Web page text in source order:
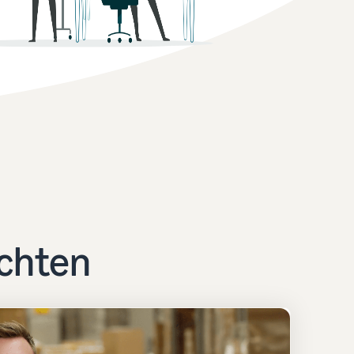
Wie man Kopfhörer online verkauft
Verkaufen Sie Kopfhörer an Kunden weltweit